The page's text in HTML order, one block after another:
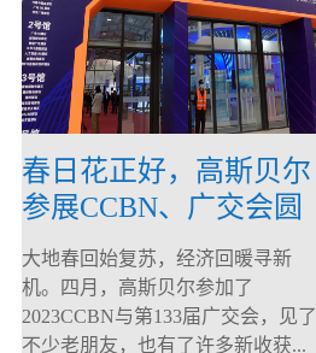
春日花正好，高斯贝尔
参展CCBN、广交会圆
满落幕！
大地春回始复苏，经济回暖寻新
机。四月，高斯贝尔参加了
2023CCBN与第133届广交会，见了
不少老朋友，也有了许多新收获...